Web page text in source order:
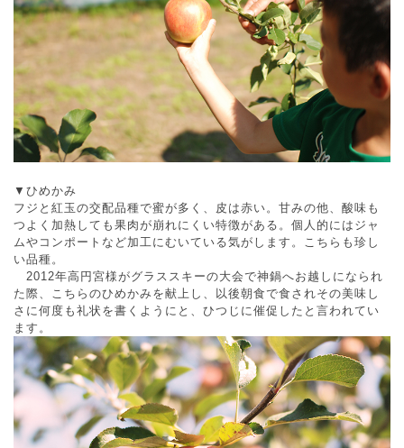
▼ひめかみ
フジと紅玉の交配品種で蜜が多く、皮は赤い。甘みの他、酸味も
つよく加熱しても果肉が崩れにくい特徴がある。個人的にはジャ
ムやコンポートなど加工にむいている気がします。
こちらも珍し
い品種。
2012年高円宮様がグラススキーの大会で神鍋へお越しになられ
た際、こちらのひめかみを献上し、以後朝食で食されその美味し
さに何度も礼状を書くようにと、ひつじに催促したと言われてい
ます。